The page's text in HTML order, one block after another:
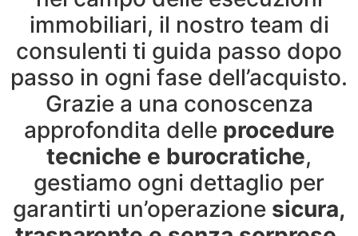
immobiliari, il nostro team di
consulenti ti guida passo dopo
passo in ogni fase dell’acquisto.
Grazie a una conoscenza
approfondita delle procedure
tecniche e burocratiche,
gestiamo ogni dettaglio per
garantirti un’operazione sicura,